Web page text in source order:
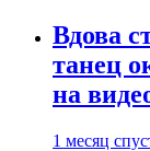
Вдова
танец
на
1 месяц